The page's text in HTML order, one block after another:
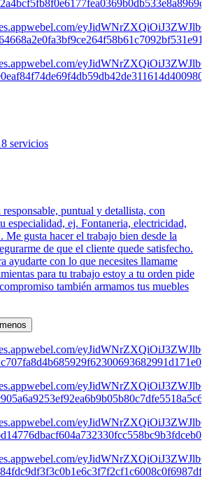
servicios
responsable, puntual y detallista, con
especialidad, ej. Fontaneria, electricidad,
Me gusta hacer el trabajo bien desde la
de que el cliente quede satisfecho.
ayudarte con lo que necesites llamame
para tu trabajo estoy a tu orden pide
también armamos tus muebles